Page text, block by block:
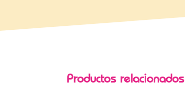
Productos relacionados